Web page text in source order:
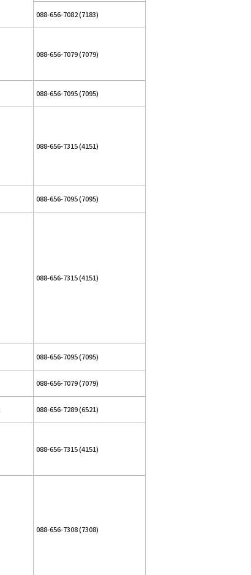
088-656-7082 (7183)
088-656-7079 (7079)
088-656-7095 (7095)
088-656-7315 (4151)
088-656-7095 (7095)
088-656-7315 (4151)
088-656-7095 (7095)
088-656-7079 (7079)
088-656-7289 (6521)
088-656-7315 (4151)
088-656-7308 (7308)